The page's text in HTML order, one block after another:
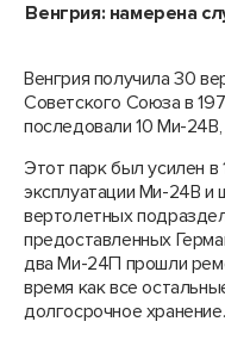
Венгрия: намерена
Венгрия получила 30
Советского Союза в
последовали 10 Ми-
Этот парк был усилен в
эксплуатации Ми-24В и
вертолетных
предоставленных
два Ми-24П прошли
время как все
долгосрочное хранение.